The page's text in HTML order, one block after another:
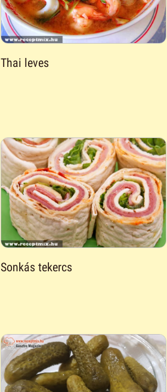
Thai leves
Sonkás tekercs